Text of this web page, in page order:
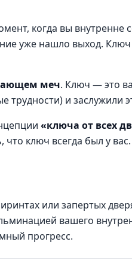
когда вы внутренне
уже нашло выход.
меч. Ключ — это
и заслужили
«ключа от всех
ключ всегда был у
или запертых
вашего
прогресс.